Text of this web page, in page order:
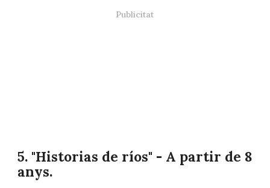
5. "Historias de ríos" - A partir de 8
anys.